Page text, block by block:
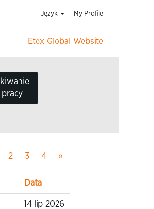
Język My Profile
Etex Global Website
2 3 4 »
Data
14 lip 2026